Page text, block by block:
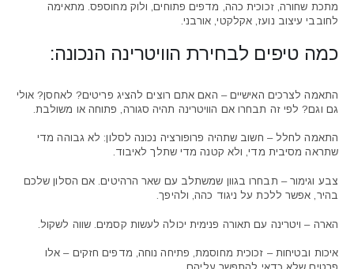
מתכת שחורה, זכוכית כהה, מדפים פתוחים, ולוק מחוספס. מתאימה
לחובבי עיצוב נועז, אקלקטי, אורבני.
כמה טיפים לבחירת הוויטרינה הנכונה:
התאמה לצרכים האישיים – האם אתם רוצים להציג פריטים? לאחסן? אולי
גם וגם? לפי זה תבחרו אם הוויטרינה תהיה סגורה, פתוחה או משולבת.
התאמה לחלל – חשוב שתהיה פרופורציה נכונה לסלון: לא גבוהה מדי
שתראה מסיבית מדי, ולא קטנה מדי שתלך לאיבוד.
צבע וגימור – תבחרו בגוון שמשתלב עם שאר הרהיטים. אם הסלון שלכם
בהיר, אפשר ללכת על ניגוד כהה, ולהיפך.
הארה – ויטרינה עם תאורה פנימית יכולה לעשות קסמים. שווה לשקול.
איכות ובטיחות – זכוכית מחוסמת, פתיחה נוחה, מדפים חזקים – אלו